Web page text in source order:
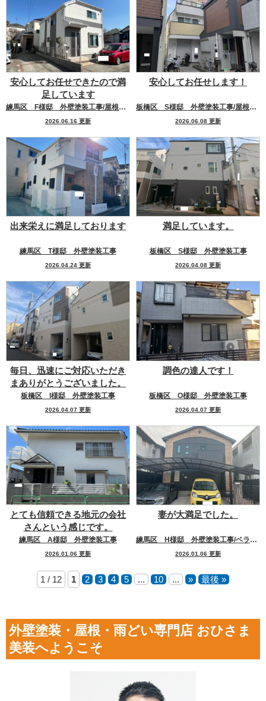
安心してお任せできたので満
足しています
練馬区 F様邸 外壁塗装工事/屋根塗装工事
2026.06.16 更新
安心してお任せします！
板橋区 S様邸 外壁塗装工事/屋根塗装工事
2026.06.08 更新
出来栄えに満足しております
練馬区 T様邸 外壁塗装工事
2026.04.24 更新
満足しています。
板橋区 S様邸 外壁塗装工事
2026.04.08 更新
毎日、迅速にご対応いただき
まありがとうございました。
板橋区 I様邸 外壁塗装工事
2026.04.07 更新
調色の達人です！
板橋区 O様邸 外壁塗装工事
2026.04.07 更新
とても信頼できる地元の会社
さんという感じです。
練馬区 A様邸 外壁塗装工事
2026.01.06 更新
妻が大満足でした。
練馬区 H様邸 外壁塗装工事/ベランダ防水工事
2026.01.06 更新
1 / 12 1 2 3 4 5 ... 10 ... » 最後 »
外壁塗装・屋根・雨どい専門店 おひさま
美装へようこそ